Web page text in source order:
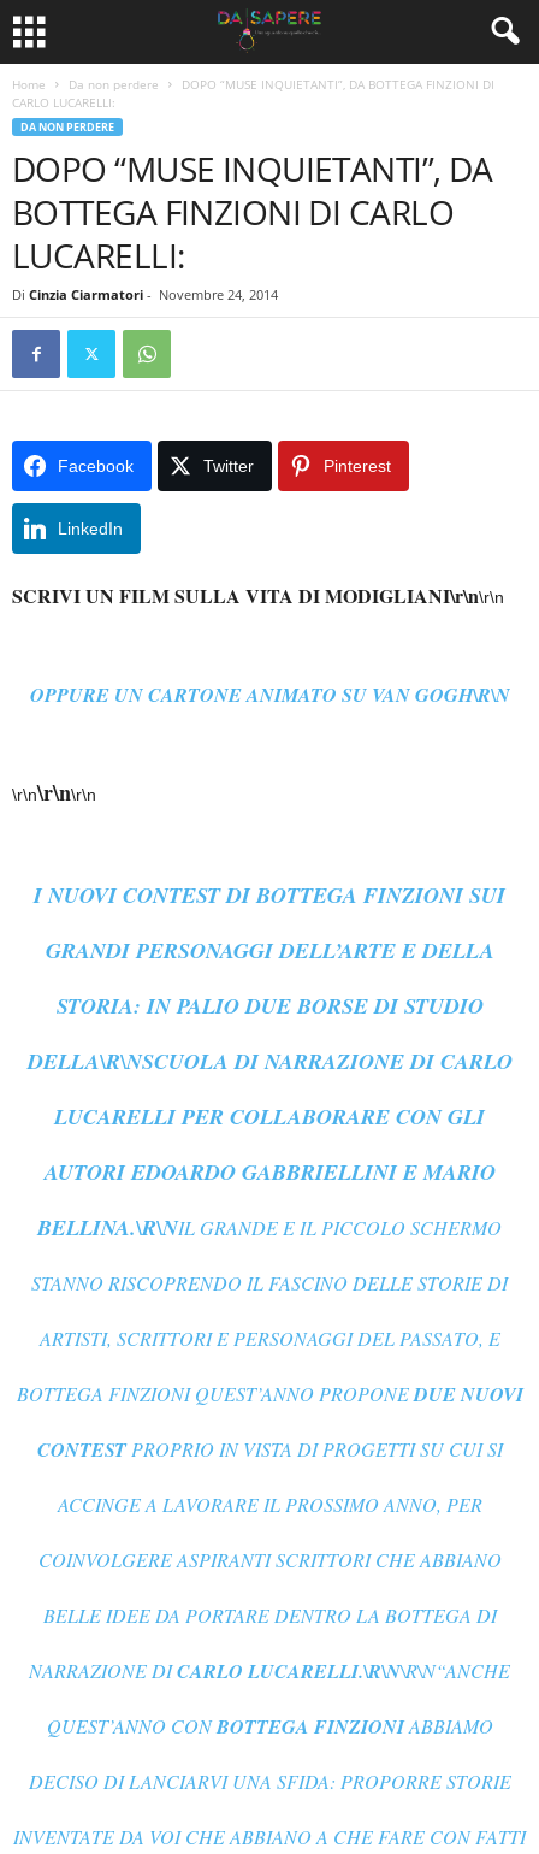
Home Da non perdere
DOPO “MUSE INQUIETANTI”, DA BOTTEGA FINZIONI DI
CARLO LUCARELLI:
DA NON PERDERE
DOPO “MUSE INQUIETANTI”, DA
BOTTEGA FINZIONI DI CARLO
LUCARELLI:
Di Cinzia Ciarmatori - Novembre 24, 2014
Facebook Twitter Pinterest
LinkedIn
SCRIVI UN FILM SULLA VITA DI MODIGLIANI\r\n\r\n
OPPURE UN CARTONE ANIMATO SU VAN GOGH\R\N
\r\n\r\n\r\n
I NUOVI CONTEST DIBOTTEGA FINZIONISUI
GRANDI PERSONAGGI DELL’ARTE E DELLA
STORIA: IN PALIO DUE BORSE DI STUDIO
DELLA\R\NSCUOLA DI NARRAZIONE DI CARLO
LUCARELLI PER COLLABORARE CON GLI
AUTORI EDOARDO GABBRIELLINI E MARIO
BELLINA.\R\NIL GRANDE E IL PICCOLO SCHERMO
STANNO RISCOPRENDO IL FASCINO DELLE STORIE DI
ARTISTI, SCRITTORI E PERSONAGGI DEL PASSATO, E
BOTTEGA FINZIONI QUEST’ANNO PROPONEDUE NUOVI
CONTESTPROPRIO IN VISTA DI PROGETTI SU CUI SI
ACCINGE A LAVORARE IL PROSSIMO ANNO, PER
COINVOLGERE ASPIRANTI SCRITTORI CHE ABBIANO
BELLE IDEE DA PORTARE DENTRO LA BOTTEGA DI
NARRAZIONE DICARLO LUCARELLI.\R\N\R\N“ANCHE
QUEST’ANNO CONBOTTEGA FINZIONIABBIAMO
DECISO DI LANCIARVI UNA SFIDA: PROPORRE STORIE
INVENTATE DA VOI CHE ABBIANO A CHE FARE CON FATTI